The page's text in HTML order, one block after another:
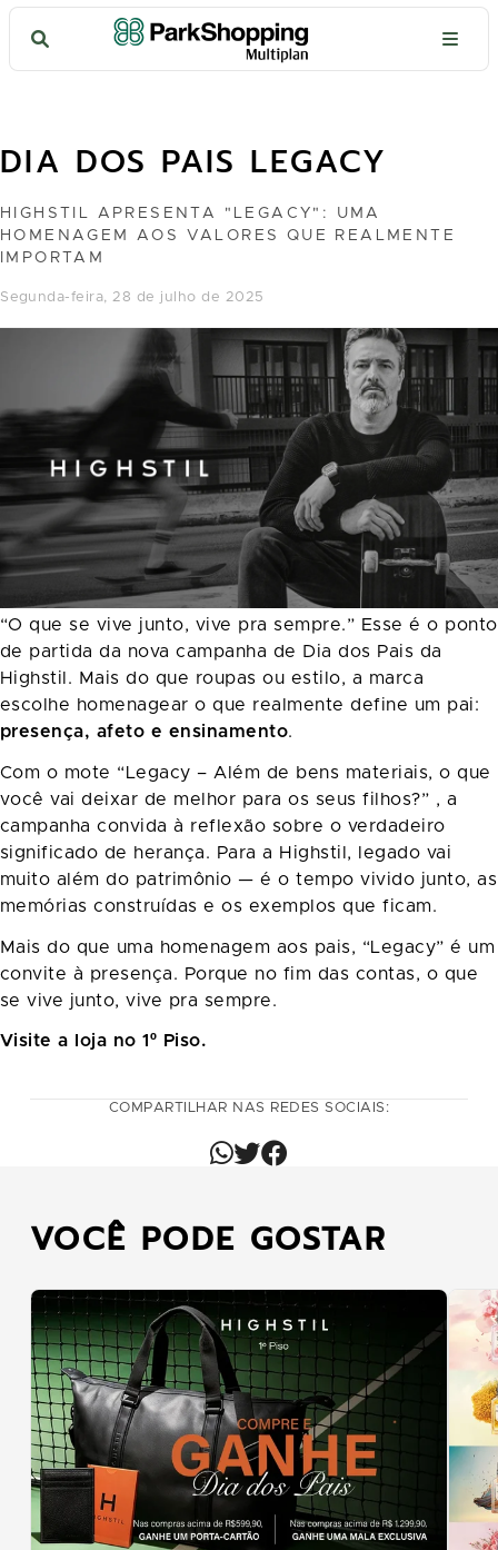
DIA DOS PAIS LEGACY
HIGHSTIL APRESENTA "LEGACY": UMA
HOMENAGEM AOS VALORES QUE REALMENTE
IMPORTAM
segunda-feira, 28 de julho de 2025
“O que se vive junto, vive pra sempre.” Esse é o ponto
de partida da nova campanha de Dia dos Pais da
Highstil. Mais do que roupas ou estilo, a marca
escolhe homenagear o que realmente define um pai:
presença, afeto e ensinamento.
Com o mote “Legacy – Além de bens materiais, o que
você vai deixar de melhor para os seus filhos?” , a
campanha convida à reflexão sobre o verdadeiro
significado de herança. Para a Highstil, legado vai
muito além do patrimônio — é o tempo vivido junto, as
memórias construídas e os exemplos que ficam.
Mais do que uma homenagem aos pais, “Legacy” é um
convite à presença. Porque no fim das contas, o que
se vive junto, vive pra sempre.
Visite a loja no 1º Piso.
COMPARTILHAR NAS REDES SOCIAIS:
VOCÊ PODE GOSTAR